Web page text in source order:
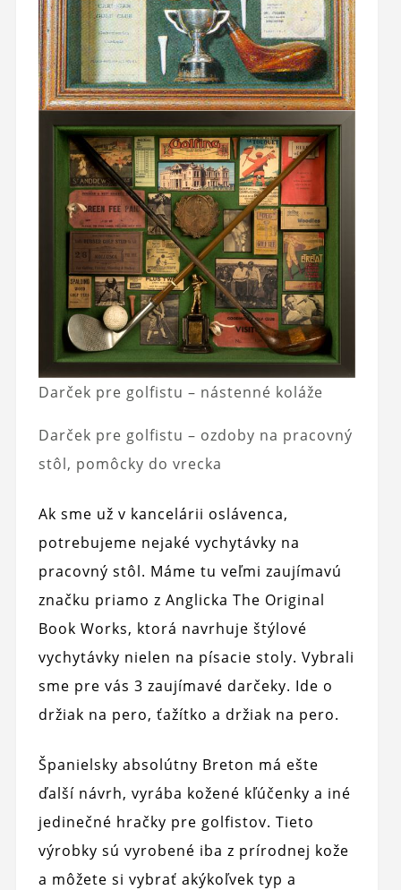
Darček pre golfistu – nástenné koláže
Darček pre golfistu – ozdoby na pracovný
stôl, pomôcky do vrecka
Ak sme už v kancelárii oslávenca,
potrebujeme nejaké vychytávky na
pracovný stôl. Máme tu veľmi zaujímavú
značku priamo z Anglicka The Original
Book Works, ktorá navrhuje štýlové
vychytávky nielen na písacie stoly. Vybrali
sme pre vás 3 zaujímavé darčeky. Ide o
držiak na pero, ťažítko a držiak na pero.
Španielsky absolútny Breton má ešte
ďalší návrh, vyrába kožené kľúčenky a iné
jedinečné hračky pre golfistov. Tieto
výrobky sú vyrobené iba z prírodnej kože
a môžete si vybrať akýkoľvek typ a